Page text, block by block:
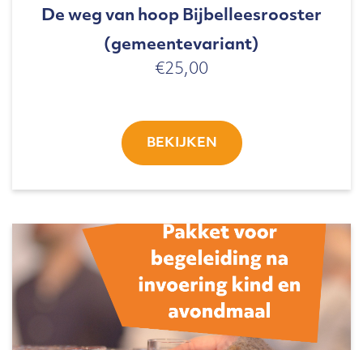
De weg van hoop Bijbelleesrooster
(gemeentevariant)
€25,00
BEKIJKEN